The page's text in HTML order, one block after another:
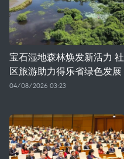
宝石湿地森林焕发新活力 社
区旅游助力得乐省绿色发展
04/08/2026 03:23